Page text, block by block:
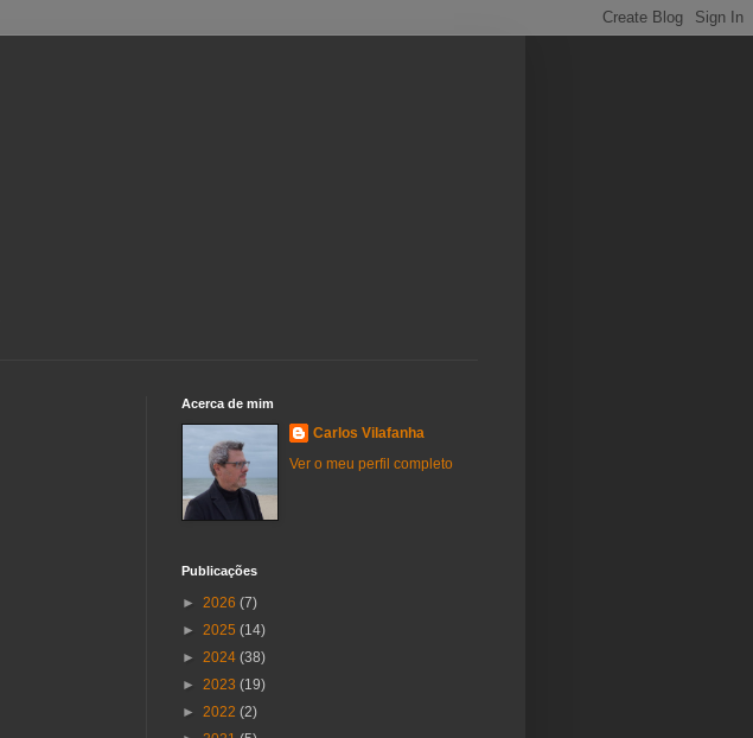
Acerca de mim
Carlos Vilafanha
Ver o meu perfil completo
Publicações
► 2026 (7)
► 2025 (14)
► 2024 (38)
► 2023 (19)
► 2022 (2)